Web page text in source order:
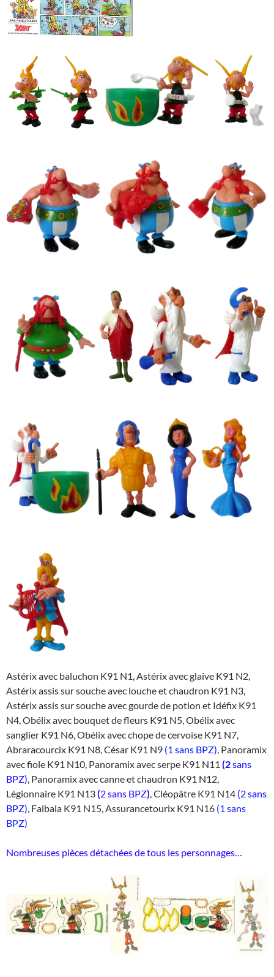
Astérix avec baluchon K91 N1, Astérix avec glaive K91 N2,
Astérix assis sur souche avec louche et chaudron K91 N3,
Astérix assis sur souche avec gourde de potion et Idéfix K91
N4, Obélix avec bouquet de fleurs K91 N5, Obélix avec
sanglier K91 N6, Obélix avec chope de cervoise K91 N7,
Abraracourcix K91 N8, César K91 N9 (1 sans BPZ), Panoramix
avec fiole K91 N10, Panoramix avec serpe K91 N11 (2sans
BPZ), Panoramix avec canne et chaudron K91 N12,
Légionnaire K91 N13(2 sans BPZ), Cléopâtre K91 N14 (2 sans
BPZ), Falbala K91 N15, Assurancetourix K91 N16 (1 sans
BPZ)
Nombreuses pièces détachées de tous les personnages…